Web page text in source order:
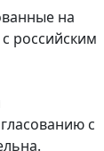
на
российским
с